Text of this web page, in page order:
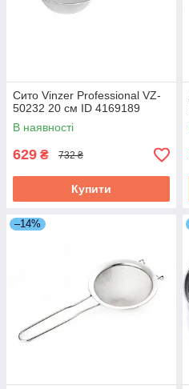
Сито Vinzer Professional VZ-
50232 20 см ID 4169189
В наявності
629 ₴ 732 ₴
Купити
–14%